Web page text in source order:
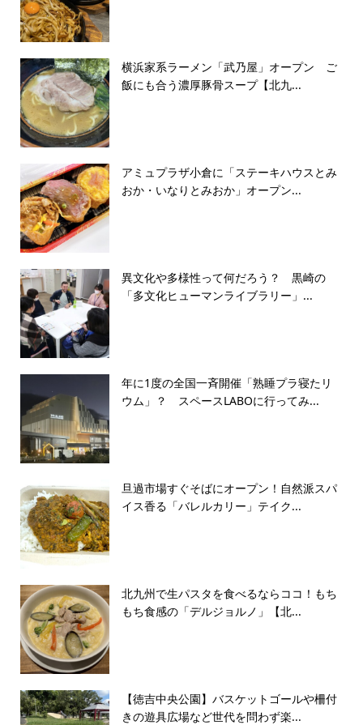
横浜家系ラーメン「武乃屋」オープン ご
飯にも合う濃厚豚骨スープ【北九...
アミュプラザ小倉に「ステーキハウスとみ
おか・いなりとみおか」オープン...
異文化や多様性って何だろう？ 黒崎の
「多文化ヒューマンライブラリー」...
年に1度の全国一斉開催「熟睡プラ寝たリ
ウム」？ スペースLABOに行ってみ...
旦過市場すぐそばにオープン！自然派スパ
イス香る「バレルカリー」テイク...
北九州で生パスタを食べるならココ！もち
もち食感の「デルジョルノ」【北...
【徳吉中央公園】バスケットゴールや柵付
きの遊具広場など世代を問わず楽...